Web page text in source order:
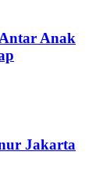
Anak
Jakarta